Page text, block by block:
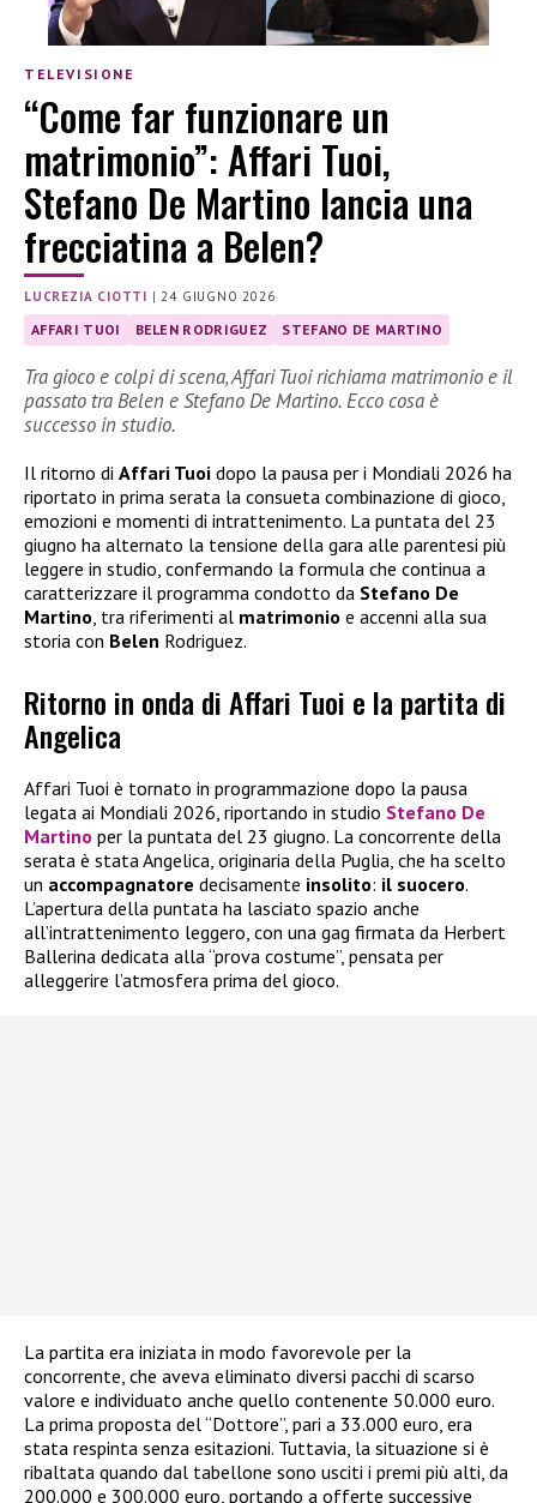
TELEVISIONE
“Come far funzionare un
matrimonio”: Affari Tuoi,
Stefano De Martino lancia una
frecciatina a Belen?
LUCREZIA CIOTTI | 24 GIUGNO 2026
AFFARI TUOI BELEN RODRIGUEZ STEFANO DE MARTINO
Tra gioco e colpi di scena, Affari Tuoi richiama matrimonio e il
passato tra Belen e Stefano De Martino. Ecco cosa è
successo in studio.
Il ritorno di Affari Tuoi dopo la pausa per i Mondiali 2026 ha
riportato in prima serata la consueta combinazione di gioco,
emozioni e momenti di intrattenimento. La puntata del 23
giugno ha alternato la tensione della gara alle parentesi più
leggere in studio, confermando la formula che continua a
caratterizzare il programma condotto da Stefano De
Martino, tra riferimenti al matrimonio e accenni alla sua
storia con Belen Rodriguez.
Ritorno in onda di Affari Tuoi e la partita di
Angelica
Affari Tuoi è tornato in programmazione dopo la pausa
legata ai Mondiali 2026, riportando in studio Stefano De
Martino per la puntata del 23 giugno. La concorrente della
serata è stata Angelica, originaria della Puglia, che ha scelto
un accompagnatore decisamente insolito: il suocero.
L’apertura della puntata ha lasciato spazio anche
all’intrattenimento leggero, con una gag firmata da Herbert
Ballerina dedicata alla “prova costume”, pensata per
alleggerire l’atmosfera prima del gioco.
La partita era iniziata in modo favorevole per la
concorrente, che aveva eliminato diversi pacchi di scarso
valore e individuato anche quello contenente 50.000 euro.
La prima proposta del “Dottore”, pari a 33.000 euro, era
stata respinta senza esitazioni. Tuttavia, la situazione si è
ribaltata quando dal tabellone sono usciti i premi più alti, da
200.000 e 300.000 euro, portando a offerte successive